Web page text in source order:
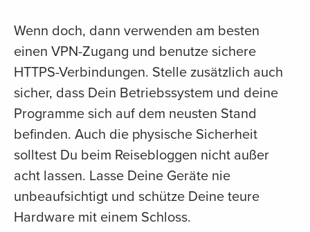
Wenn doch, dann verwenden am besten
einen VPN-Zugang und benutze sichere
HTTPS-Verbindungen. Stelle zusätzlich auch
sicher, dass Dein Betriebssystem und deine
Programme sich auf dem neusten Stand
befinden. Auch die physische Sicherheit
solltest Du beim Reisebloggen nicht außer
acht lassen. Lasse Deine Geräte nie
unbeaufsichtigt und schütze Deine teure
Hardware mit einem Schloss.